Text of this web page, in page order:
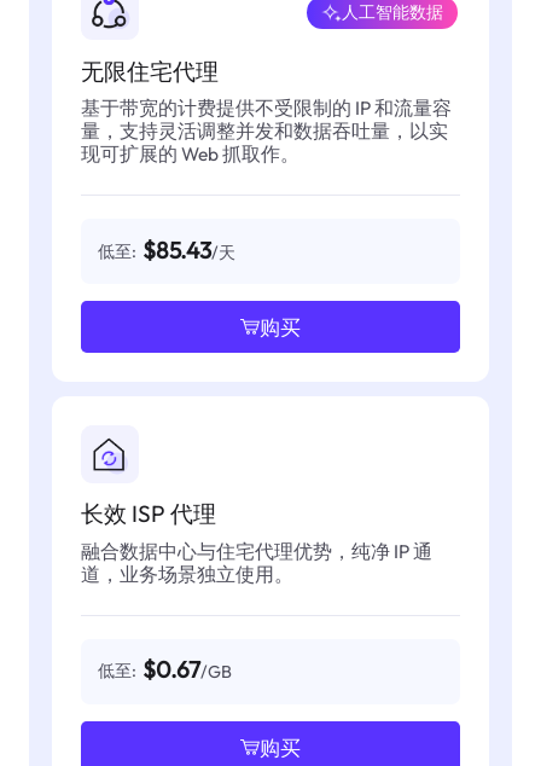
无限住宅代理
人工智能数据
基于带宽的计费提供不受限制的 IP 和流量容
量，支持灵活调整并发和数据吞吐量，以实
现可扩展的 Web 抓取作。
低至: $85.43/天
购买
长效 ISP 代理
融合数据中心与住宅代理优势，纯净 IP 通
道，业务场景独立使用。
低至: $0.67/GB
购买